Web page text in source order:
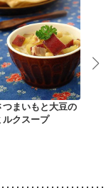
つまいもと大豆の
ルクスープ